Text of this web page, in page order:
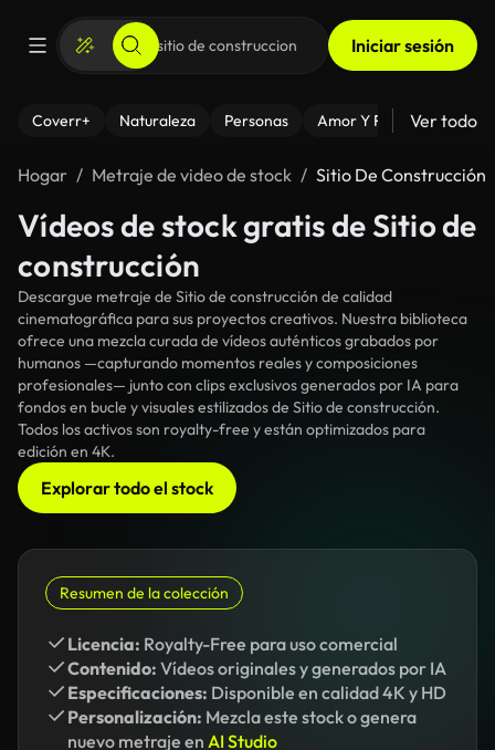
Iniciar sesión
Coverr+ Naturaleza Personas Amor Y Relaciones
Ver todo
Hogar Metraje de video de stock Sitio De Construcción
Vídeos de stock gratis de Sitio de
construcción
Descargue metraje de Sitio de construcción de calidad
cinematográfica para sus proyectos creativos. Nuestra biblioteca
ofrece una mezcla curada de vídeos auténticos grabados por
humanos —capturando momentos reales y composiciones
profesionales— junto con clips exclusivos generados por IA para
fondos en bucle y visuales estilizados de Sitio de construcción.
Todos los activos son royalty-free y están optimizados para
edición en 4K.
Explorar todo el stock
Resumen de la colección
Licencia: Royalty-Free para uso comercial
Contenido: Vídeos originales y generados por IA
Especificaciones: Disponible en calidad 4K y HD
Personalización: Mezcla este stock o genera
nuevo metraje en AI Studio